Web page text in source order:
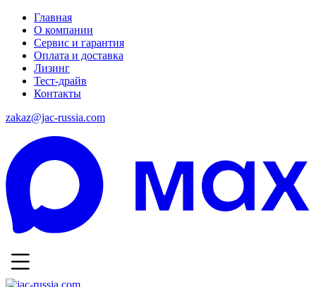
Главная
О компании
Сервис и гарантия
Оплата и доставка
Лизинг
Тест-драйв
Контакты
zakaz@jac-russia.com